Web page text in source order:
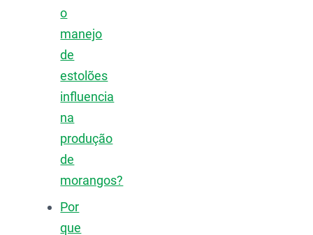
o
manejo
de
estolões
influencia
na
produção
de
morangos?
Por
que